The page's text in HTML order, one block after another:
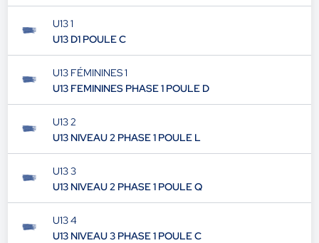
U13 1
U13 D1 POULE C
U13 FÉMININES 1
U13 FEMININES PHASE 1 POULE D
U13 2
U13 NIVEAU 2 PHASE 1 POULE L
U13 3
U13 NIVEAU 2 PHASE 1 POULE Q
U13 4
U13 NIVEAU 3 PHASE 1 POULE C